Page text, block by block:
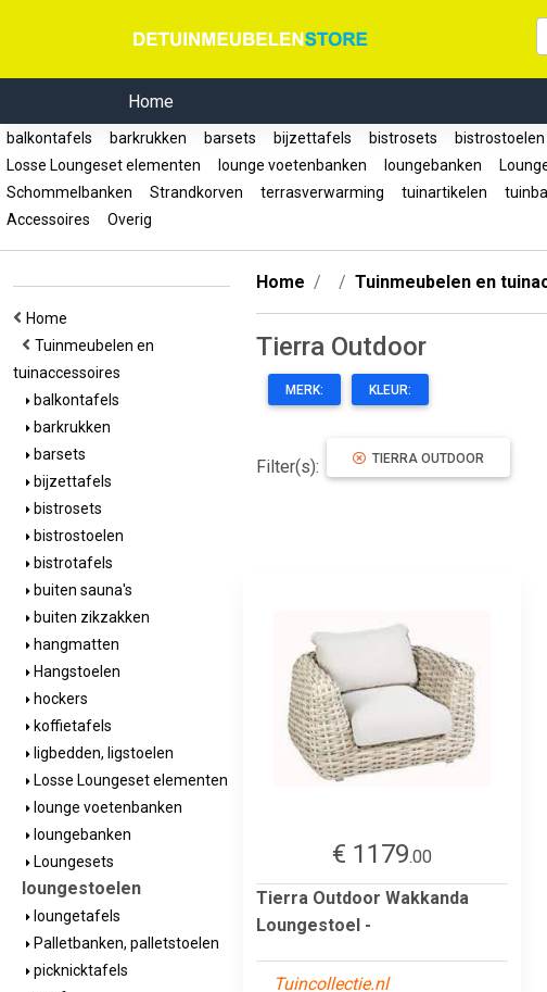
Home
balkontafels barkrukken barsets bijzettafels bistrosets bistrostoelen
Losse Loungeset elementen
lounge voetenbanken loungebanken
Schommelbanken
Strandkorven terrasverwarming tuinartikelen
Accessoires
Overig
Home
Tuinmeubelen en
tuinaccessoires
balkontafels
barkrukken
barsets
bijzettafels
bistrosets
bistrostoelen
bistrotafels
buiten sauna's
buiten zikzakken
hangmatten
Hangstoelen
hockers
koffietafels
ligbedden, ligstoelen
Losse Loungeset elementen
lounge voetenbanken
loungebanken
Loungesets
loungestoelen
loungetafels
Palletbanken, palletstoelen
picknicktafels
Home Tuinmeubelen en
Tierra Outdoor
MERK: KLEUR:
Filter(s): TIERRA OUTDOOR
€ 1179.00
Tierra Outdoor Wakkanda
Loungestoel -
Tuincollectie.nl